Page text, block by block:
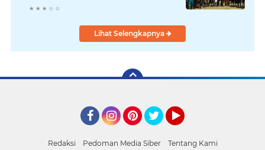
Tiga Distrik di Kabupaten
Lihat Selengkapnya
Redaksi Pedoman Media Siber Tentang Kami